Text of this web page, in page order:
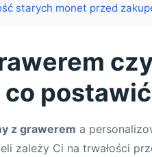
starych monet przed
co
z grawerem a
zależy Ci na trwałości